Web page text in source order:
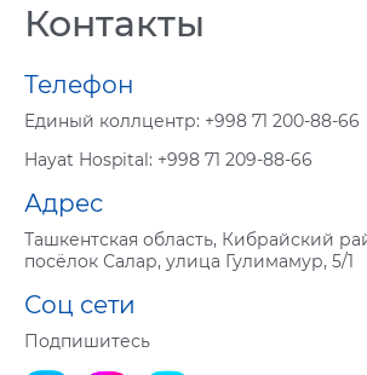
Контакты
Телефон
Eдиный коллцентр: +998 71 200-88-66
Hayat Hospital: +998 71 209-88-66
Адрес
Ташкентская область, Кибрайский
посёлок Салар, улица Гулимамур, 5/1
Соц сети
Подпишитесь